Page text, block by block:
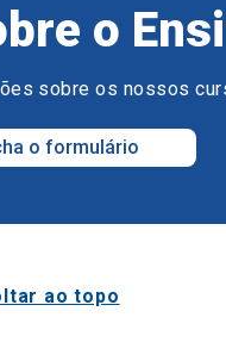
o
sobre os nossos
o formulário
ao topo